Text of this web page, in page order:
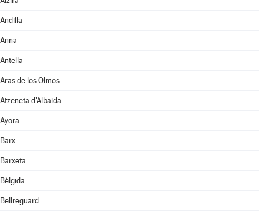
Andilla
Anna
Antella
Aras de los Olmos
Atzeneta d'Albaida
Ayora
Barx
Barxeta
Bèlgida
Bellreguard